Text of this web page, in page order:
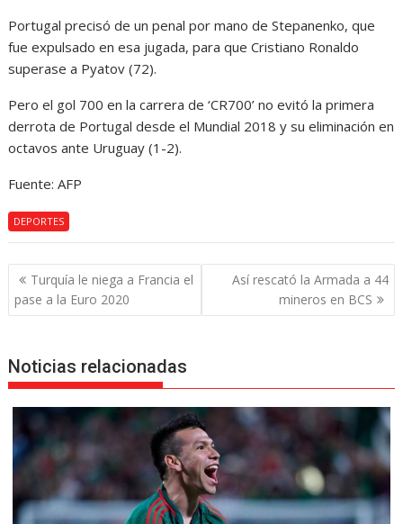
Portugal precisó de un penal por mano de Stepanenko, que
fue expulsado en esa jugada, para que Cristiano Ronaldo
superase a Pyatov (72).
Pero el gol 700 en la carrera de ‘CR700’ no evitó la primera
derrota de Portugal desde el Mundial 2018 y su eliminación en
octavos ante Uruguay (1-2).
Fuente: AFP
DEPORTES
Navegación
de
entradas
Turquía le niega a Francia el
pase a la Euro 2020
Así rescató la Armada a 44
mineros en BCS
Noticias relacionadas